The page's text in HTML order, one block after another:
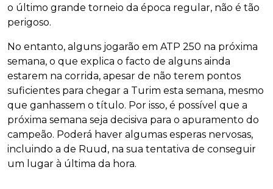
o último grande torneio da época regular, não é tão
perigoso.
No entanto, alguns jogarão em ATP 250 na próxima
semana, o que explica o facto de alguns ainda
estarem na corrida, apesar de não terem pontos
suficientes para chegar a Turim esta semana, mesmo
que ganhassem o título. Por isso, é possível que a
próxima semana seja decisiva para o apuramento do
campeão. Poderá haver algumas esperas nervosas,
incluindo a de Ruud, na sua tentativa de conseguir
um lugar à última da hora.